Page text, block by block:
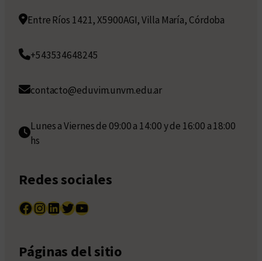
Entre Ríos 1421, X5900AGI, Villa María, Córdoba
+543534648245
contacto@eduvim.unvm.edu.ar
Lunes a Viernes de 09:00 a 14:00 y de 16:00 a 18:00
hs
Redes sociales
Facebook InstagramLinkedIn Twitter YouTube
Páginas del sitio